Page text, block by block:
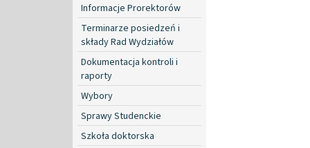
Informacje Prorektorów
Terminarze posiedzeń i
składy Rad Wydziałów
Dokumentacja kontroli i
raporty
Wybory
Sprawy Studenckie
Szkoła doktorska